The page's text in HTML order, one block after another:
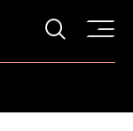
打开